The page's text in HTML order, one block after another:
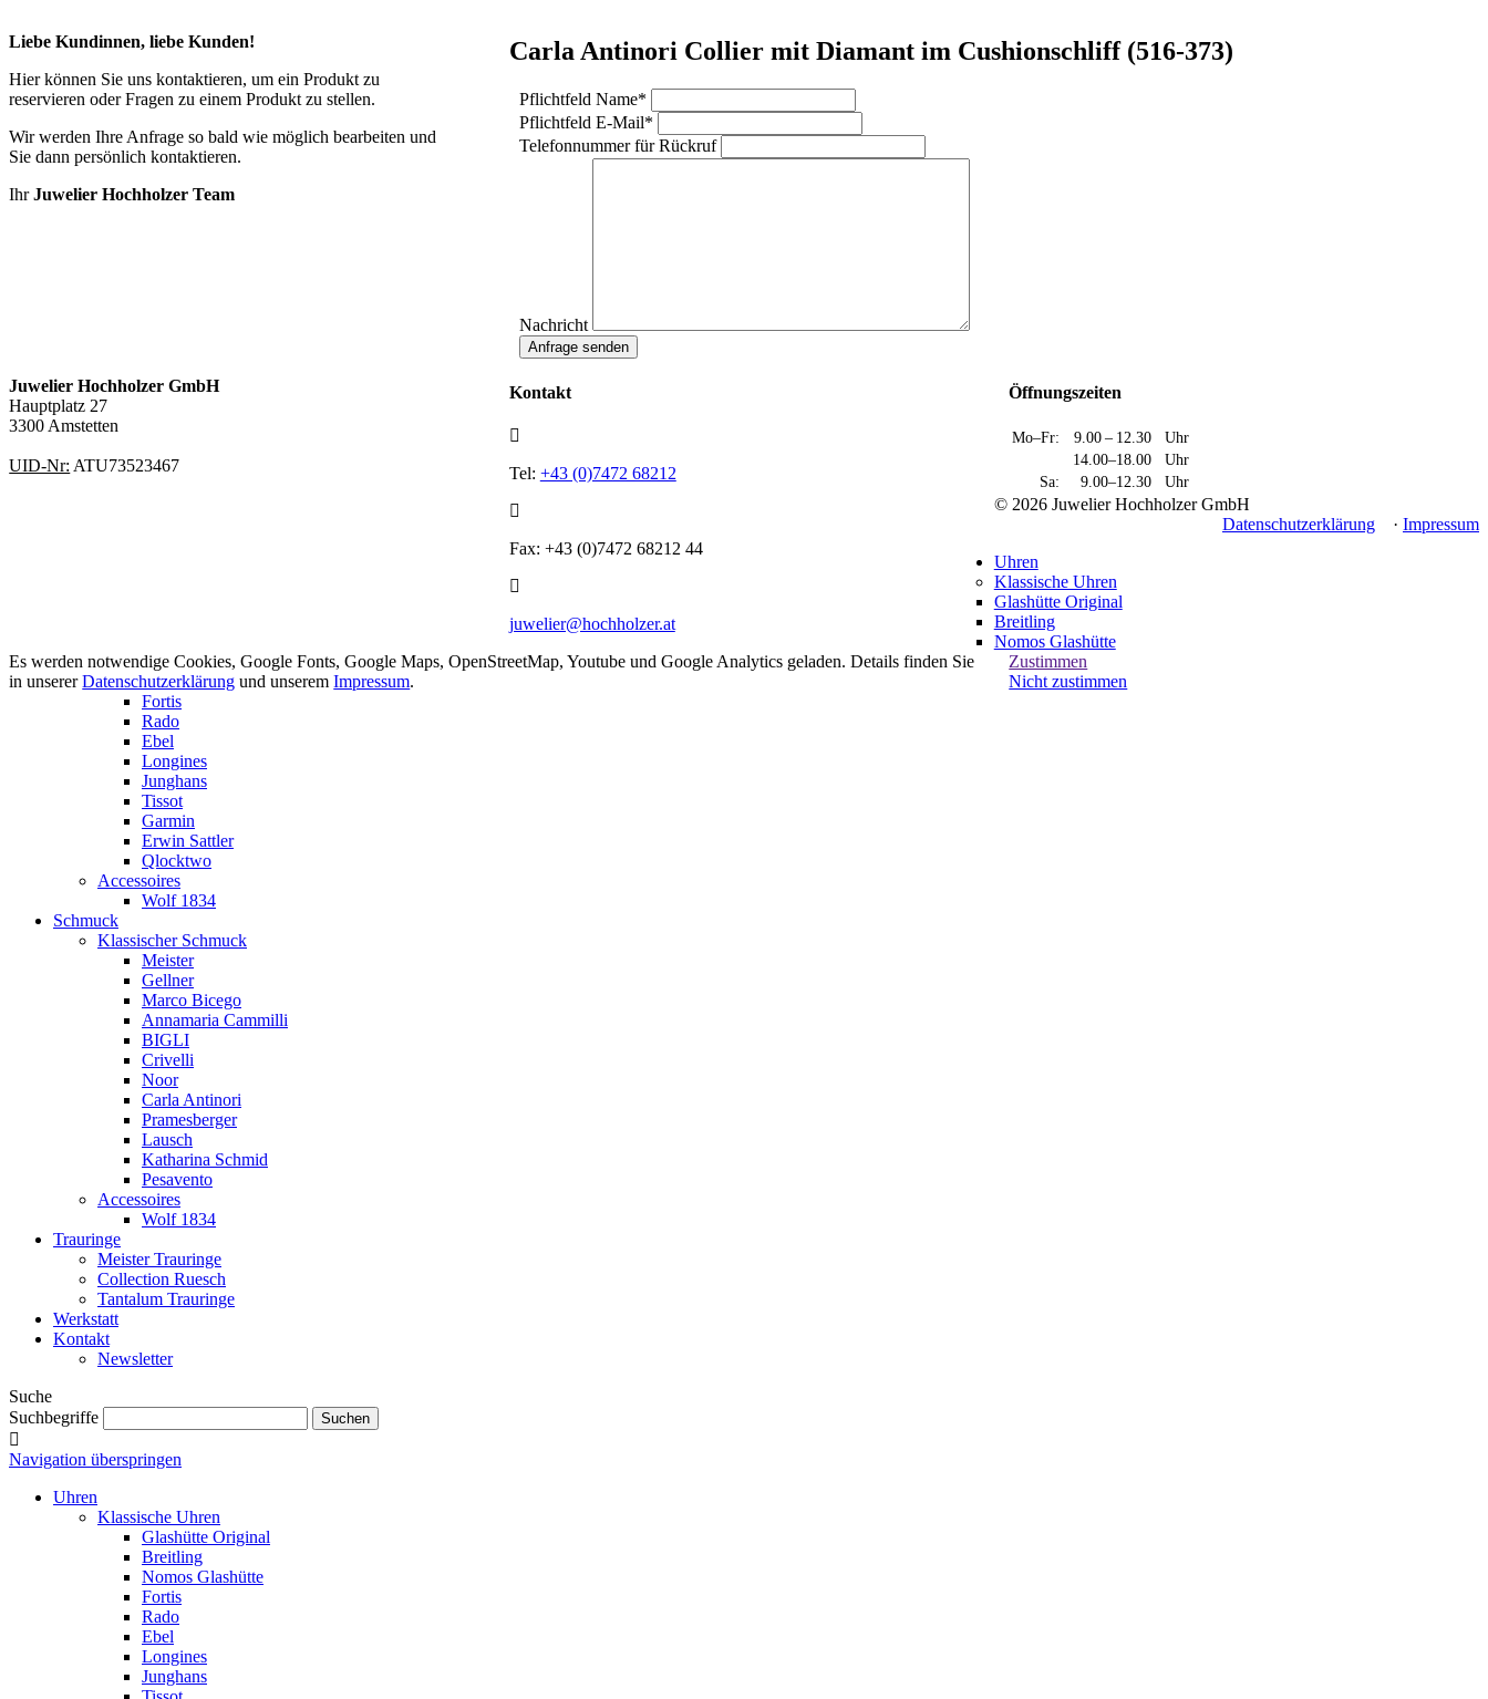
Liebe Kundinnen, liebe Kunden!
Hier können Sie uns kontaktieren, um ein Produkt zu
reservieren oder Fragen zu einem Produkt zu stellen.
Wir werden Ihre Anfrage so bald wie möglich bearbeiten und
Sie dann persönlich kontaktieren.
IhrJuwelier Hochholzer Team
Carla Antinori Collier mit Diamant im Cushionschliff (516-373)
Pflichtfeld Name*
Pflichtfeld E-Mail*
Telefonnummer für Rückruf
Nachricht
Anfrage senden
Juwelier Hochholzer GmbH
Hauptplatz 27
3300 Amstetten
UID-Nr: ATU73523467
Kontakt
Tel: +43 (0)7472 68212
Fax: +43 (0)7472 68212 44
juwelier@hochholzer.at
Öffnungszeiten
Mo–Fr: 9.00 – 12.30
Uhr
14.00–18.00
Uhr
Sa:
9.00–12.30 Uhr
© 2026 Juwelier Hochholzer GmbH
Datenschutzerklärung · Impressum
Es werden notwendige Cookies, Google Fonts, Google Maps, OpenStreetMap, Youtube und Google Analytics geladen. Details finden Sie
in unsererDatenschutzerklärung und unseremImpressum.
Zustimmen
Nicht zustimmen
Uhren
Klassische Uhren
Glashütte Original
Breitling
Nomos Glashütte
Fortis
Rado
Ebel
Longines
Junghans
Tissot
Garmin
Erwin Sattler
Qlocktwo
Accessoires
Wolf 1834
Schmuck
Klassischer Schmuck
Meister
Gellner
Marco Bicego
Annamaria Cammilli
BIGLI
Crivelli
Noor
Carla Antinori
Pramesberger
Lausch
Katharina Schmid
Pesavento
Accessoires
Wolf 1834
Trauringe
Meister Trauringe
Collection Ruesch
Tantalum Trauringe
Werkstatt
Kontakt
Newsletter
Suche
Suchbegriffe
Navigation überspringen
Uhren
Klassische Uhren
Glashütte Original
Breitling
Nomos Glashütte
Fortis
Rado
Ebel
Longines
Junghans